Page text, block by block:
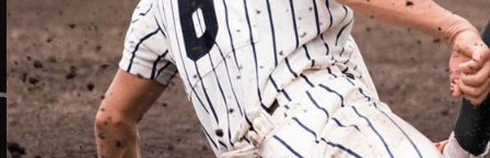
トをここで